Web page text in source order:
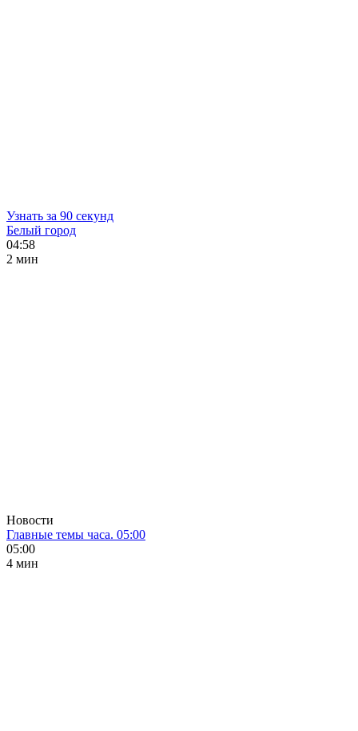
Узнать за 90 секунд
Белый город
04:58
2 мин
Новости
Главные темы часа. 05:00
05:00
4 мин